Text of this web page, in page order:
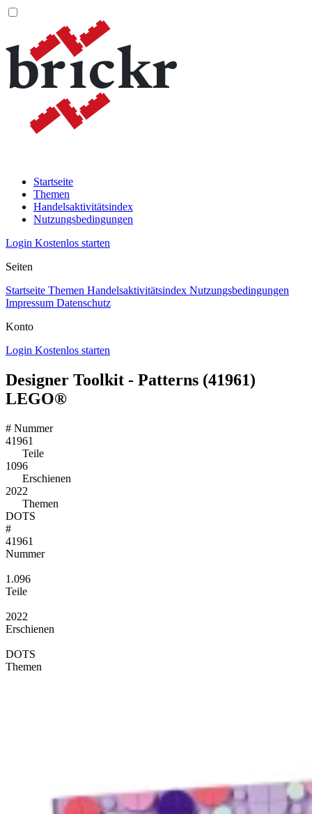
Startseite
Themen
Handelsaktivitätsindex
Nutzungsbedingungen
Login Kostenlos starten
Seiten
Startseite Themen Handelsaktivitätsindex Nutzungsbedingungen
Impressum Datenschutz
Konto
Login Kostenlos starten
Designer Toolkit - Patterns (41961)
LEGO®
# Nummer
41961
Teile
1096
Erschienen
2022
Themen
DOTS
#
41961
Nummer
1.096
Teile
2022
Erschienen
DOTS
Themen